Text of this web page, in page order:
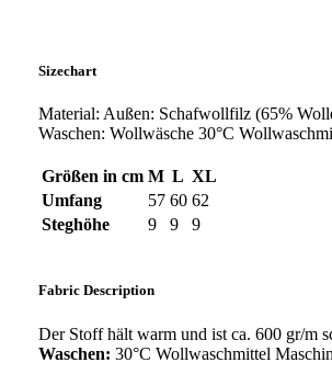
Sizechart
Material: Außen: Schafwollfilz (65%
Waschen: Wollwäsche 30°C
Größen in cm M L XL
Umfang
57 60 62
Steghöhe
9 9 9
Fabric Description
Der Stoff hält warm und ist ca. 600 gr/m
Waschen: 30°C Wollwaschmittel